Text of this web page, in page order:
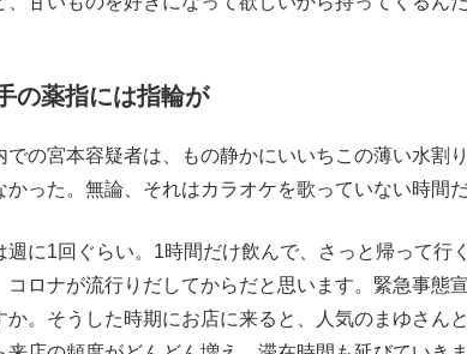
の薬指には指輪が
の宮本容疑者は、もの静かにいいちこの薄い水割
かった。無論、それはカラオケを歌っていない時間だ
週に1回ぐらい。1時間だけ飲んで、さっと帰って
コロナが流行りだしてからだと思います。緊急事態
か。そうした時期にお店に来ると、人気のまゆさん